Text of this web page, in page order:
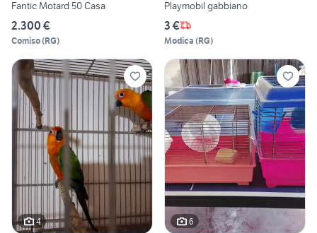
Fantic Motard 50 Casa
2.300 €
Comiso(RG)
Playmobil gabbiano
3 €
Modica (RG)
4 6